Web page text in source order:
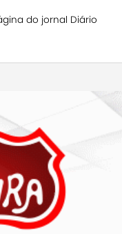
do jornal Diário